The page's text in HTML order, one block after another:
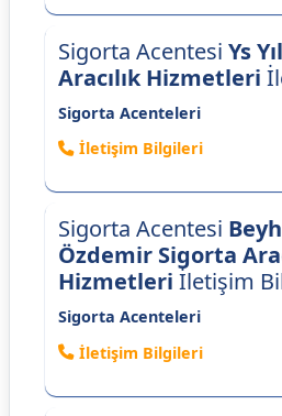
Sigorta Acentesi Ys
Aracılık Hizmetleri
Sigorta Acenteleri
İletişim Bilgileri
Sigorta Acentesi
Özdemir Sigorta
Hizmetleri İletişim
Sigorta Acenteleri
İletişim Bilgileri